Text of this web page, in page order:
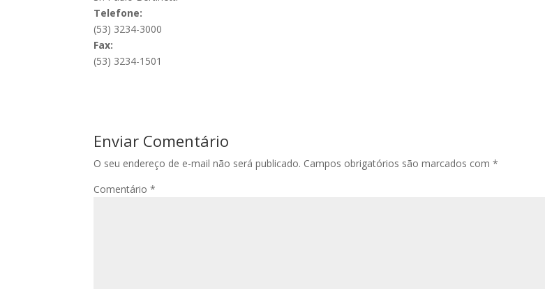
Telefone:
(53) 3234-3000
Fax:
(53) 3234-1501
Enviar Comentário
O seu endereço de e-mail não será publicado. Campos obrigatórios são marcados com*
Comentário*